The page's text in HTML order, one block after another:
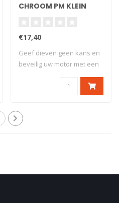
CHROOM PM KLEIN
€17,40
Geef dieven geen kans en
beveilig uw motor met een